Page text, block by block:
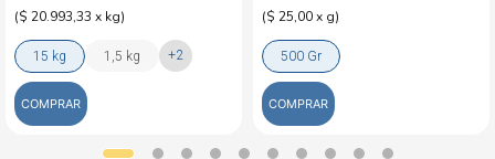
($ 20.993,33 x kg)
15 kg 1,5 kg +2
COMPRAR
($ 25,00x g)
500 Gr
COMPRAR